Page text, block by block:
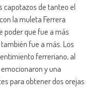
capotazos de tanteo el
la muleta Ferrera
poder que fue a más
fue a más. Los
ferreriano, al
y una
para obtener dos orejas